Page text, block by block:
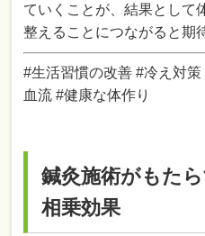
ていくことが、結果として
整えることにつながると期
#生活習慣の改善 #冷え対
血流 #健康な体作り
鍼灸施術がもた
相乗効果